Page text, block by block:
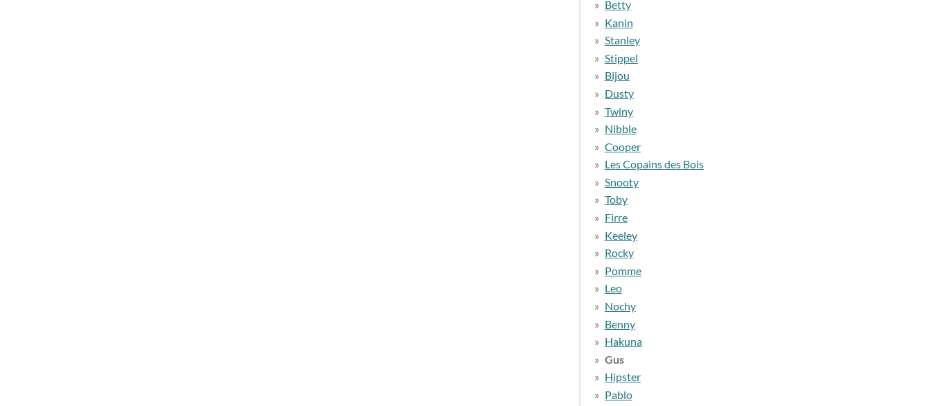
Betty
Kanin
Stanley
Stippel
Bijou
Dusty
Twiny
Nibble
Cooper
Les Copains des Bois
Snooty
Toby
Firre
Keeley
Rocky
Pomme
Leo
Nochy
Benny
Hakuna
Gus
Hipster
Pablo